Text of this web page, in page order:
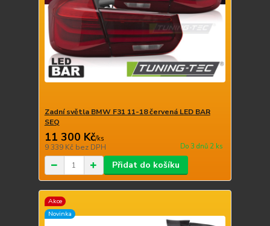
Zadní světla BMW F31 11-18 červená LED BAR
SEQ
11 300 Kč/ks
9 339 Kč bez DPH Do 3 dnů 2 ks
Přidat do košíku
Akce
Novinka